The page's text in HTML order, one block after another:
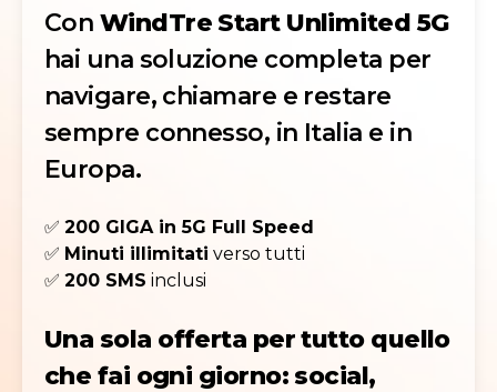
Con WindTre Start Unlimited 5G
hai una soluzione completa per
navigare, chiamare e restare
sempre connesso, in Italia e in
Europa.
✅ 200 GIGA in 5G Full Speed
✅ Minuti illimitati verso tutti
✅ 200 SMS inclusi
Una sola offerta per tutto quello
che fai ogni giorno: social,